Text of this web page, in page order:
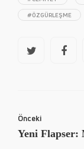
#ÖZGÜRLEŞME
Önceki
Yeni